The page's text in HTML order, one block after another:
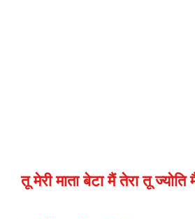
तू मेरी माता बेटा मैं तेरा तू